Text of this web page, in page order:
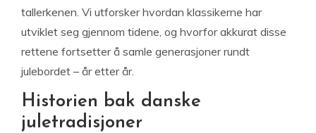
tallerkenen. Vi utforsker hvordan klassikerne har
utviklet seg gjennom tidene, og hvorfor akkurat disse
rettene fortsetter å samle generasjoner rundt
julebordet – år etter år.
Historien bak danske
juletradisjoner